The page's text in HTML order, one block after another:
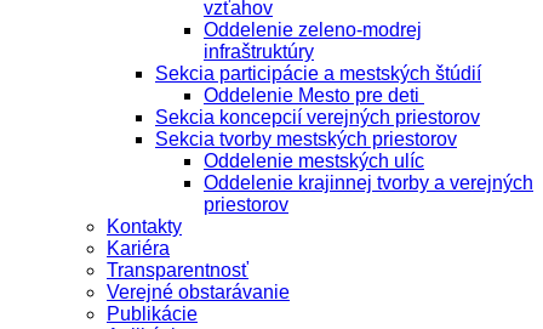
vzťahov
Oddelenie zeleno-modrej
infraštruktúry
Sekcia participácie a mestských štúdií
Oddelenie Mesto pre deti
Sekcia koncepcií verejných priestorov
Sekcia tvorby mestských priestorov
Oddelenie mestských ulíc
Oddelenie krajinnej tvorby a verejných
priestorov
Kontakty
Kariéra
Transparentnosť
Verejné obstarávanie
Publikácie